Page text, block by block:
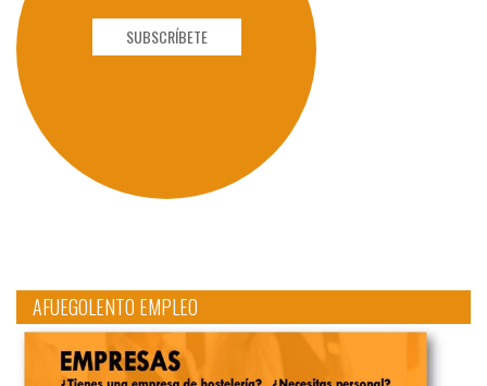
SUBSCRÍBETE
AFUEGOLENTO EMPLEO